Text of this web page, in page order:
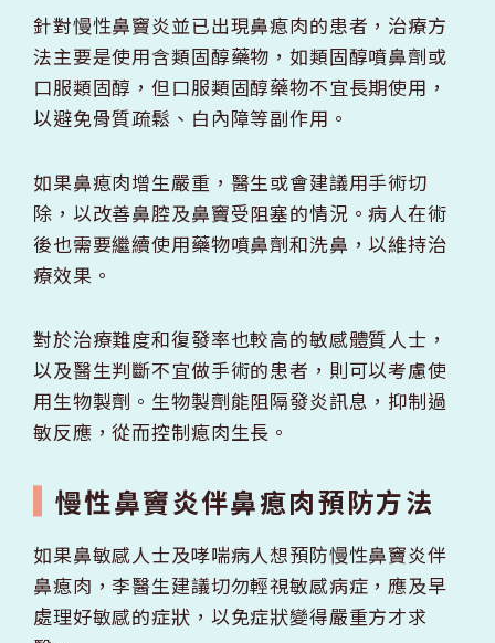
針對慢性鼻竇炎並已出現鼻瘜肉的患者，治療方
法主要是使用含類固醇藥物，如類固醇噴鼻劑或
口服類固醇，但口服類固醇藥物不宜長期使用，
以避免骨質疏鬆、白內障等副作用。
如果鼻瘜肉增生嚴重，醫生或會建議用手術切
除，以改善鼻腔及鼻竇受阻塞的情況。病人在術
後也需要繼續使用藥物噴鼻劑和洗鼻，以維持治
療效果。
對於治療難度和復發率也較高的敏感體質人士，
以及醫生判斷不宜做手術的患者，則可以考慮使
用生物製劑。生物製劑能阻隔發炎訊息，抑制過
敏反應，從而控制瘜肉生長。
慢性鼻竇炎伴鼻瘜肉預防方法
如果鼻敏感人士及哮喘病人想預防慢性鼻竇炎伴
鼻瘜肉，李醫生建議切勿輕視敏感病症，應及早
處理好敏感的症狀，以免症狀變得嚴重方才求